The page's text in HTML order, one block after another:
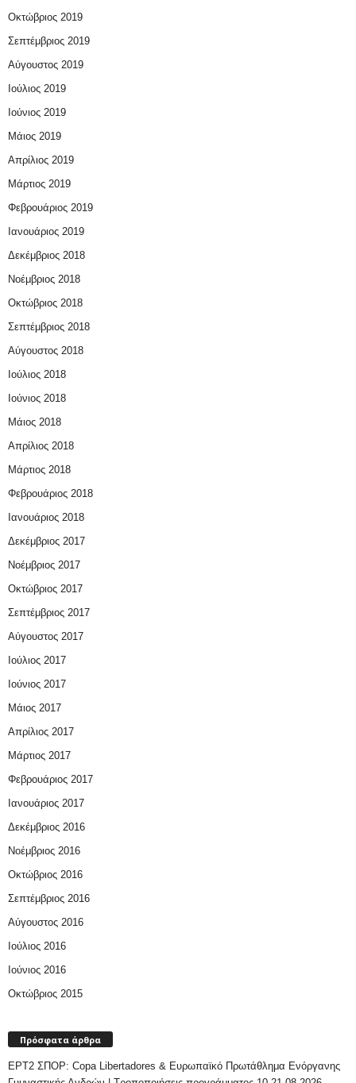
Οκτώβριος 2019
Σεπτέμβριος 2019
Αύγουστος 2019
Ιούλιος 2019
Ιούνιος 2019
Μάιος 2019
Απρίλιος 2019
Μάρτιος 2019
Φεβρουάριος 2019
Ιανουάριος 2019
Δεκέμβριος 2018
Νοέμβριος 2018
Οκτώβριος 2018
Σεπτέμβριος 2018
Αύγουστος 2018
Ιούλιος 2018
Ιούνιος 2018
Μάιος 2018
Απρίλιος 2018
Μάρτιος 2018
Φεβρουάριος 2018
Ιανουάριος 2018
Δεκέμβριος 2017
Νοέμβριος 2017
Οκτώβριος 2017
Σεπτέμβριος 2017
Αύγουστος 2017
Ιούλιος 2017
Ιούνιος 2017
Μάιος 2017
Απρίλιος 2017
Μάρτιος 2017
Φεβρουάριος 2017
Ιανουάριος 2017
Δεκέμβριος 2016
Νοέμβριος 2016
Οκτώβριος 2016
Σεπτέμβριος 2016
Αύγουστος 2016
Ιούλιος 2016
Ιούνιος 2016
Οκτώβριος 2015
Πρόσφατα άρθρα
ΕΡΤ2 ΣΠΟΡ: Copa Libertadores & Ευρωπαϊκό Πρωτάθλημα Ενόργανης